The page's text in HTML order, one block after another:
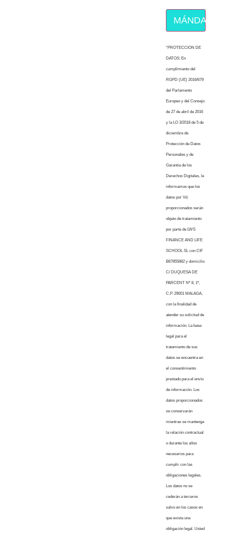
MÁNDAME
“PROTECCION DE
DATOS: En
cumplimiento del
RGPD (UE) 2016/679
del Parlamento
Europeo y del Consejo
de 27 de abril de 2016
y la LO 3/2018 de 5 de
diciembre de
Protección de Datos
Personales y de
Garantía de los
Derechos Digitales, le
informamos que los
datos por Vd.
proporcionados serán
objeto de tratamiento
por parte de LWS
FINANCE AND LIFE
SCHOOL SL con CIF
B67855882 y domicilio
C/ DUQUESA DE
PARCENT Nº 8, 1º,
C.P. 29001 MALAGA,
con la finalidad de
atender su solicitud de
información. La base
legal para el
tratamiento de sus
datos se encuentra en
el consentimiento
prestado para el envío
de información. Los
datos proporcionados
se conservarán
mientras se mantenga
la relación contractual
o durante los años
necesarios para
cumplir con las
obligaciones legales.
Los datos no se
cederán a terceros
salvo en los casos en
que exista una
obligación legal. Usted